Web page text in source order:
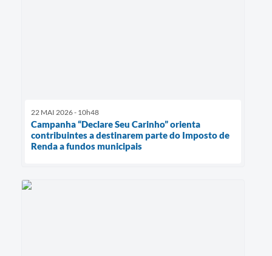
22 MAI 2026 - 10h48
Campanha “Declare Seu Carinho” orienta
contribuintes a destinarem parte do Imposto de
Renda a fundos municipais